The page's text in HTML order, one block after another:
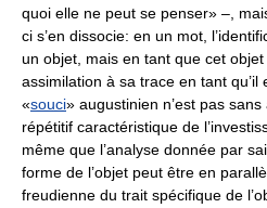
quoi elle ne peut se penser» –,
ci s’en dissocie: en un mot,
un objet, mais en tant que cet objet
assimilation à sa trace en tant
«souci» augustinien n’est pas
répétitif caractéristique de
même que l’analyse donnée par
forme de l’objet peut être en
freudienne du trait spécifique de